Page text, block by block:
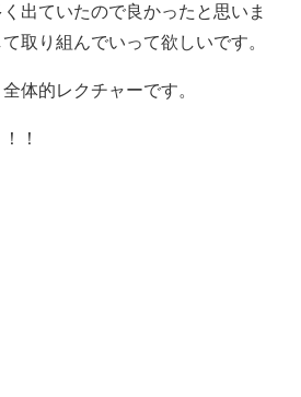
出ていたので良かったと思いま
取り組んでいって欲しいです。
体的レクチャーです。
！